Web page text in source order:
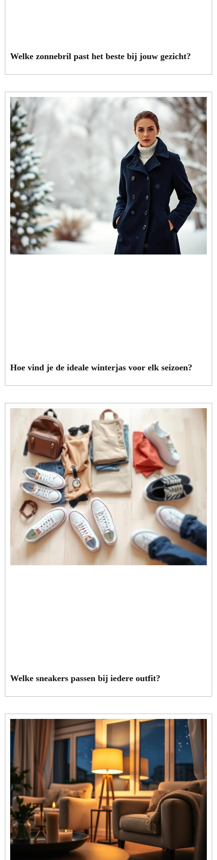
Welke zonnebril past het beste bij jouw gezicht?
Hoe vind je de ideale winterjas voor elk seizoen?
Welke sneakers passen bij iedere outfit?